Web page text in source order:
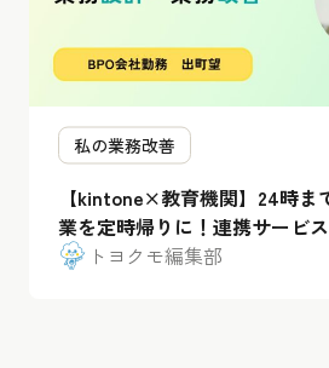
私の業務改善
【kintone×教育機関】24時ま
業を定時帰りに！連携サービ
務改善！トヨクモ編集部